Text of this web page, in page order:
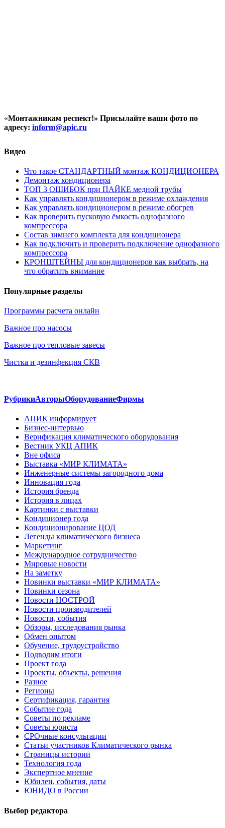
«Монтажникам респект!» Присылайте ваши фото по
адресу: inform@apic.ru
Видео
Что такое СТАНДАРТНЫЙ монтаж КОНДИЦИОНЕРА
Демонтаж кондиционера
ТОП 3 ОШИБОК при ПАЙКЕ медной трубы
Как управлять кондиционером в режиме охлаждения
Как управлять кондиционером в режиме обогрев
Как проверить пусковую ёмкость однофазного
компрессора
Состав зимнего комплекта для кондиционера
Как подключить и проверить подключение однофазного
компрессора
КРОНШТЕЙНЫ для кондиционеров как выбрать, на
что обратить внимание
Популярные разделы
Программы расчета онлайн
Важное про насосы
Важное про тепловые завесы
Чистка и дезинфекция СКВ
РубрикиАвторыОборудованиеФирмы
АПИК информирует
Бизнес-интервью
Верификация климатического оборудования
Вестник УКЦ АПИК
Вне офиса
Выставка «МИР КЛИМАТА»
Инженерные системы загородного дома
Инновация года
История бренда
История в лицах
Картинки с выставки
Кондиционер года
Кондиционирование ЦОД
Легенды климатического бизнеса
Маркетинг
Международное сотрудничество
Мировые новости
На заметку
Новинки выставки «МИР КЛИМАТА»
Новинки сезона
Новости НОСТРОЙ
Новости производителей
Новости, события
Обзоры, исследования рынка
Обмен опытом
Обучение, трудоустройство
Подводим итоги
Проект года
Проекты, объекты, решения
Разное
Регионы
Сертификация, гарантия
Событие года
Советы по рекламе
Советы юриста
СРОчные консультации
Статьи участников Климатического рынка
Страницы истории
Технология года
Экспертное мнение
Юбилеи, события, даты
ЮНИДО в России
Выбор редактора